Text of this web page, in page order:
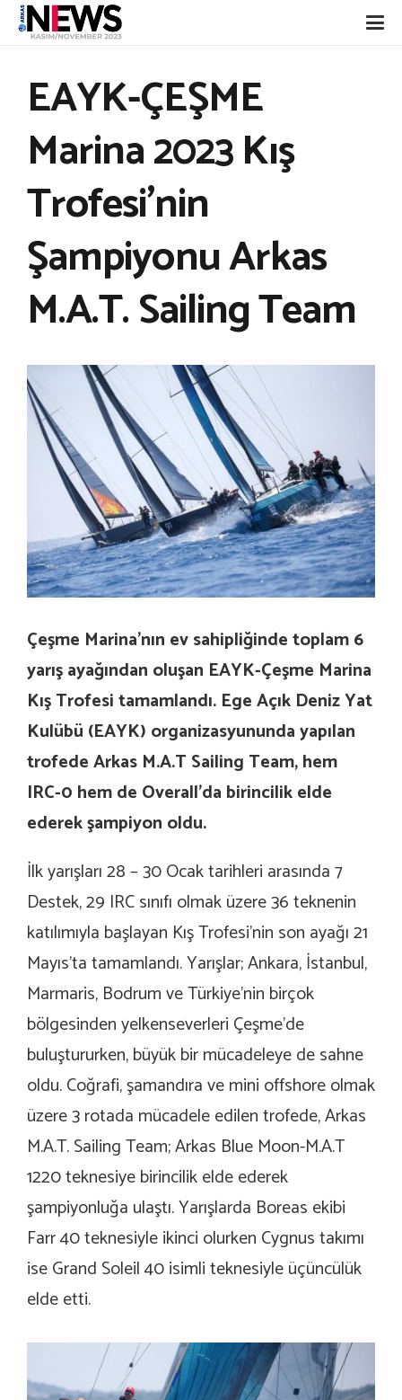
EAYK-ÇEŞME
Marina 2023 Kış
Trofesi’nin
Şampiyonu Arkas
M.A.T. Sailing Team
Çeşme Marina’nın ev sahipliğinde toplam 6
yarış ayağından oluşan EAYK-Çeşme Marina
Kış Trofesi tamamlandı. Ege Açık Deniz Yat
Kulübü (EAYK) organizasyununda yapılan
trofede Arkas M.A.T Sailing Team, hem
IRC-0 hem de Overall’da birincilik elde
ederek şampiyon oldu.
İlk yarışları 28 – 30 Ocak tarihleri arasında 7
Destek, 29 IRC sınıfı olmak üzere 36 teknenin
katılımıyla başlayan Kış Trofesi’nin son ayağı 21
Mayıs’ta tamamlandı. Yarışlar; Ankara, İstanbul,
Marmaris, Bodrum ve Türkiye’nin birçok
bölgesinden yelkenseverleri Çeşme’de
buluştururken, büyük bir mücadeleye de sahne
oldu. Coğrafi, şamandıra ve mini offshore olmak
üzere 3 rotada mücadele edilen trofede, Arkas
M.A.T. Sailing Team; Arkas Blue Moon-M.A.T
1220 teknesiye birincilik elde ederek
şampiyonluğa ulaştı. Yarışlarda Boreas ekibi
Farr 40 teknesiyle ikinci olurken Cygnus takımı
ise Grand Soleil 40 isimli teknesiyle üçüncülük
elde etti.